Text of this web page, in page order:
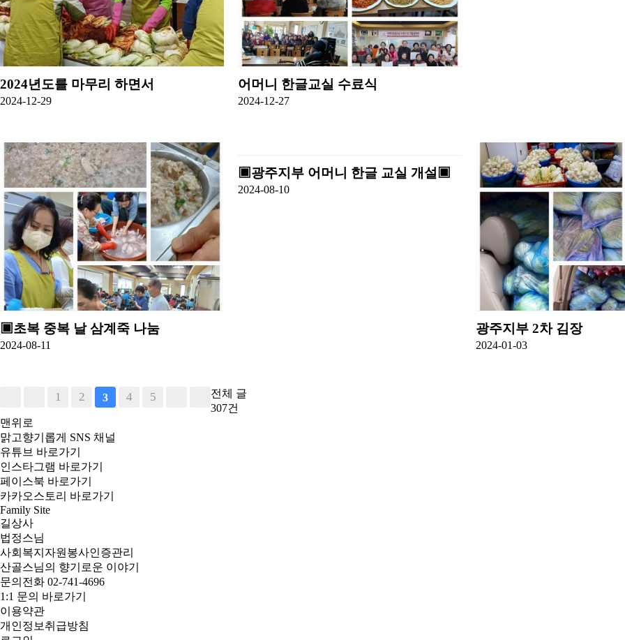
2024년도를 마무리 하면서
2024-12-29
어머니 한글교실 수료식
2024-12-27
▣초복 중복 날 삼계죽 나눔
2024-08-11
▣광주지부 어머니 한글 교실 개설▣
2024-08-10
광주지부 2차 김장
2024-01-03
1 2 3 4 5
전체 글
307건
맨위로
맑고향기롭게 SNS 채널
유튜브 바로가기
인스타그램 바로가기
페이스북 바로가기
카카오스토리 바로가기
Family Site
길상사
법정스님
사회복지자원봉사인증관리
산골스님의 향기로운 이야기
문의전화 02-741-4696
1:1 문의 바로가기
이용약관
개인정보취급방침